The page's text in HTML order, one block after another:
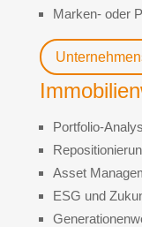
Marken- oder
Portfolio-
Asset
ESG und